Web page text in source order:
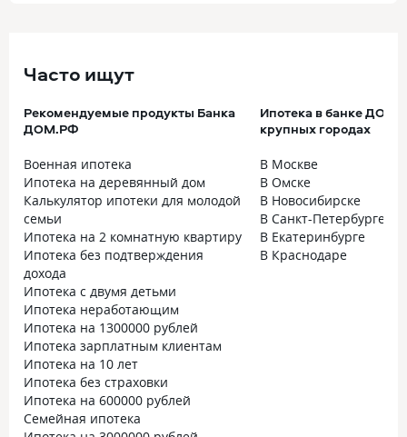
Часто ищут
Рекомендуемые продукты Банка
ДОМ.РФ
Военная ипотека
Ипотека на деревянный дом
Калькулятор ипотеки для молодой
семьи
Ипотека на 2 комнатную квартиру
Ипотека без подтверждения
дохода
Ипотека с двумя детьми
Ипотека неработающим
Ипотека на 1300000 рублей
Ипотека зарплатным клиентам
Ипотека на 10 лет
Ипотека без страховки
Ипотека на 600000 рублей
Семейная ипотека
Ипотека в банке
крупных городах
В Москве
В Омске
В Новосибирске
В Санкт-Петербурге
В Екатеринбурге
В Краснодаре